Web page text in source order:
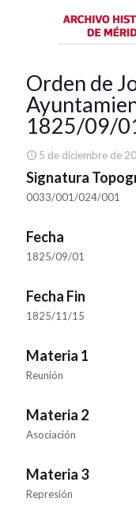
Orden de
1825/09/
5 de diciembre de
Signatura
0033/001/024/001
Fecha
1825/09/01
Fecha Fin
1825/11/15
Materia 1
Reunión
Materia 2
Asociación
Materia 3
Represión